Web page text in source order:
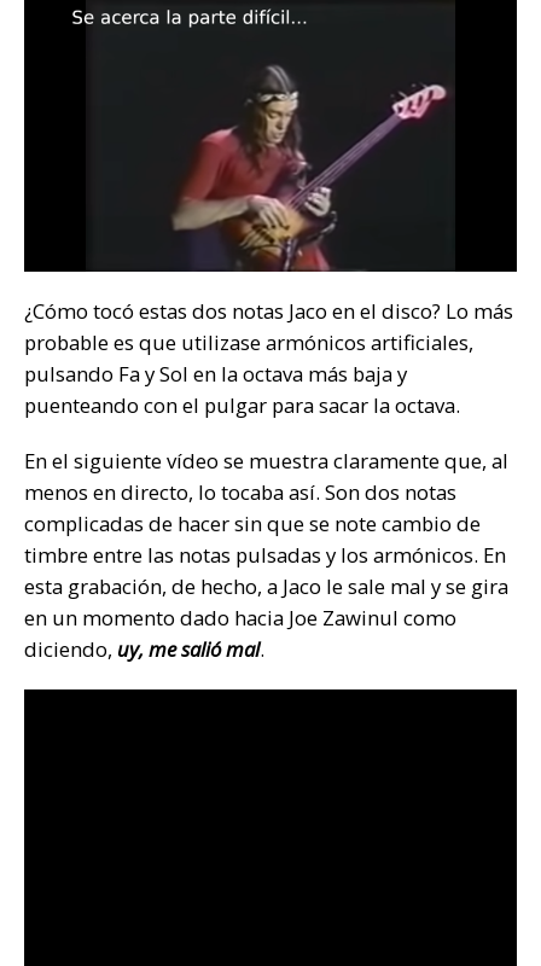
¿Cómo tocó estas dos notas Jaco en el disco? Lo más
probable es que utilizase armónicos artificiales,
pulsando Fa y Sol en la octava más baja y
puenteando con el pulgar para sacar la octava.
En el siguiente vídeo se muestra claramente que, al
menos en directo, lo tocaba así. Son dos notas
complicadas de hacer sin que se note cambio de
timbre entre las notas pulsadas y los armónicos. En
esta grabación, de hecho, a Jaco le sale mal y se gira
en un momento dado hacia Joe Zawinul como
diciendo, uy, me salió mal.